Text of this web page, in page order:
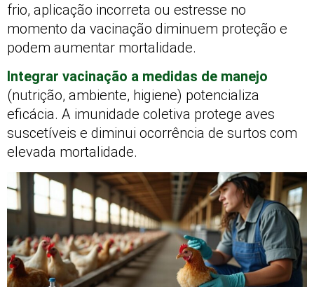
frio, aplicação incorreta ou estresse no
momento da vacinação diminuem proteção e
podem aumentar mortalidade.
Integrar vacinação a medidas de manejo
(nutrição, ambiente, higiene) potencializa
eficácia. A imunidade coletiva protege aves
suscetíveis e diminui ocorrência de surtos com
elevada mortalidade.